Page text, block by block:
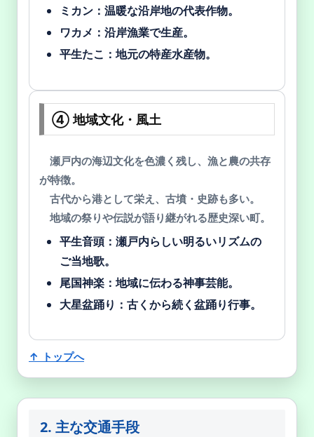
ミカン：温暖な沿岸地の代表作物。
ワカメ：沿岸漁業で生産。
平生たこ：地元の特産水産物。
④ 地域文化・風土
瀬戸内の海辺文化を色濃く残し、漁と農の共存
が特徴。
古代から港として栄え、古墳・史跡も多い。
地域の祭りや伝説が語り継がれる歴史深い町。
平生音頭：瀬戸内らしい明るいリズムの
ご当地歌。
尾国神楽：地域に伝わる神事芸能。
大星盆踊り：古くから続く盆踊り行事。
↑ トップへ
2. 主な交通手段